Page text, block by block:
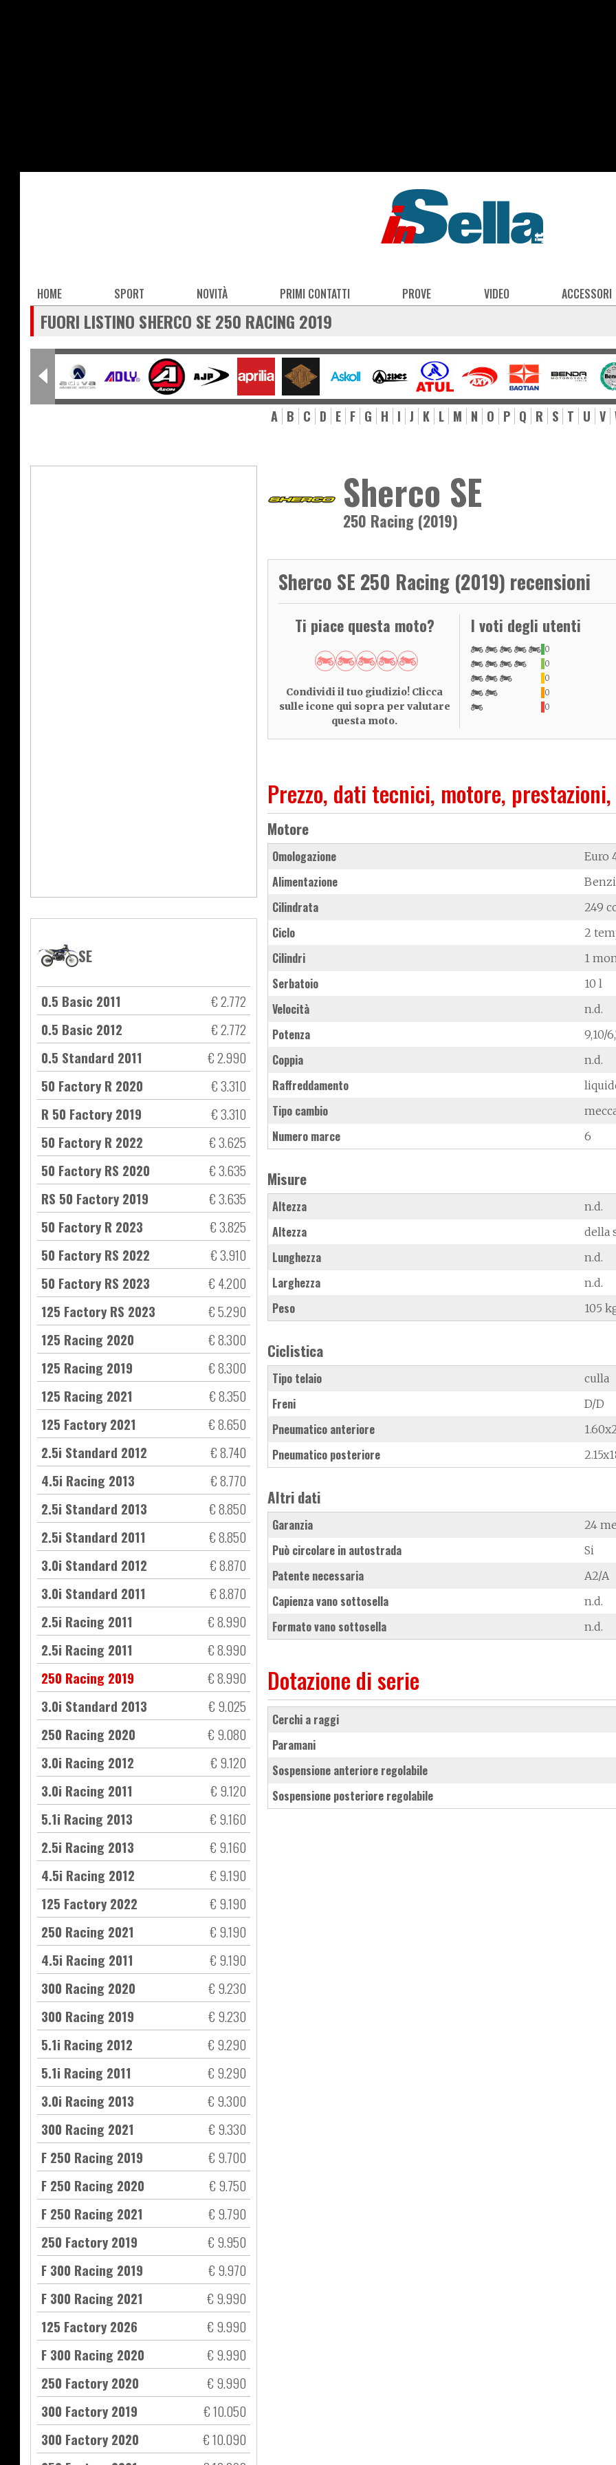
Main
navigation
HOME SPORT NOVITÀ PRIMI CONTATTI PROVE VIDEO ACCESSORI
FUORI LISTINO SHERCO SE 250 RACING 2019
A B C D E F G H I J K L M N O P Q R S T U V
SE
0.5 Basic 2011
€ 2.772
0.5 Basic 2012
€ 2.772
0.5 Standard 2011
€ 2.990
50 Factory R 2020
€ 3.310
R 50 Factory 2019
€ 3.310
50 Factory R 2022
€ 3.625
50 Factory RS 2020
€ 3.635
RS 50 Factory 2019
€ 3.635
50 Factory R 2023
€ 3.825
50 Factory RS 2022
€ 3.910
50 Factory RS 2023
€ 4.200
125 Factory RS 2023
€ 5.290
125 Racing 2020
€ 8.300
125 Racing 2019
€ 8.300
125 Racing 2021
€ 8.350
125 Factory 2021
€ 8.650
2.5i Standard 2012
€ 8.740
4.5i Racing 2013
€ 8.770
2.5i Standard 2013
€ 8.850
2.5i Standard 2011
€ 8.850
3.0i Standard 2012
€ 8.870
3.0i Standard 2011
€ 8.870
2.5i Racing 2011
€ 8.990
2.5i Racing 2011
€ 8.990
250 Racing 2019
€ 8.990
3.0i Standard 2013
€ 9.025
250 Racing 2020
€ 9.080
3.0i Racing 2012
€ 9.120
3.0i Racing 2011
€ 9.120
5.1i Racing 2013
€ 9.160
2.5i Racing 2013
€ 9.160
4.5i Racing 2012
€ 9.190
125 Factory 2022
€ 9.190
250 Racing 2021
€ 9.190
4.5i Racing 2011
€ 9.190
300 Racing 2020
€ 9.230
300 Racing 2019
€ 9.230
5.1i Racing 2012
€ 9.290
5.1i Racing 2011
€ 9.290
3.0i Racing 2013
€ 9.300
300 Racing 2021
€ 9.330
F 250 Racing 2019
€ 9.700
F 250 Racing 2020
€ 9.750
F 250 Racing 2021
€ 9.790
250 Factory 2019
€ 9.950
F 300 Racing 2019
€ 9.970
F 300 Racing 2021
€ 9.990
125 Factory 2026
€ 9.990
F 300 Racing 2020
€ 9.990
250 Factory 2020
€ 9.990
300 Factory 2019
€ 10.050
300 Factory 2020
€ 10.090
Sherco SE
250 Racing (2019)
Sherco SE 250 Racing (2019) recensioni
Ti piace questa moto?
Condividi il tuo giudizio! Clicca
sulle icone qui sopra per valutare
questa moto.
I voti degli utenti
0
0
0
0
0
Prezzo, dati tecnici, motore,
Motore
Omologazione Euro
Alimentazione
Cilindrata 249
Ciclo 2
Cilindri 1
Serbatoio 10 l
Velocità n.d.
Potenza 9,10/
Coppia n.d.
Raffreddamento
Tipo cambio
Numero marce 6
Misure
Altezza n.d.
Altezza della
Lunghezza n.d.
Larghezza n.d.
Peso 105
Ciclistica
Tipo telaio culla
Freni D/D
Pneumatico anteriore
Pneumatico posteriore
Altri dati
Garanzia 24
Può circolare in autostrada Si
Patente necessaria A2/A
Capienza vano sottosella n.d.
Formato vano sottosella n.d.
Dotazione di serie
cerchi a raggi
paramani
sospensione anteriore regolabile
sospensione posteriore regolabile